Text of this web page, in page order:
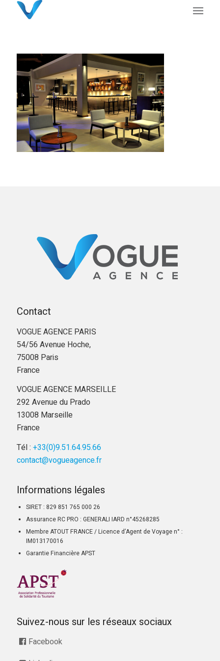
Contact
VOGUE AGENCE PARIS
54/56 Avenue Hoche,
75008 Paris
France
VOGUE AGENCE MARSEILLE
292 Avenue du Prado
13008 Marseille
France
Tél : +33(0)9.51.64.95.66
contact@vogueagence.fr
Informations légales
SIRET : 829 851 765 000 26
Assurance RC PRO : GENERALI IARD n°45268285
Membre ATOUT FRANCE / Licence d’Agent de Voyage n° :
IM013170016
Garantie Financière APST
Suivez-nous sur les réseaux sociaux
Facebook